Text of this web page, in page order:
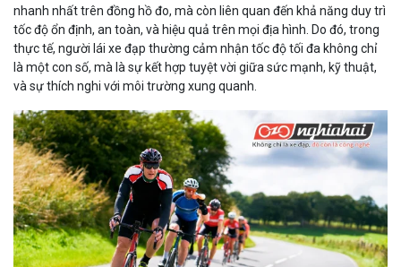
nhanh nhất trên đồng hồ đo, mà còn liên quan đến khả năng duy trì
tốc độ ổn định, an toàn, và hiệu quả trên mọi địa hình. Do đó, trong
thực tế, người lái xe đạp thường cảm nhận tốc độ tối đa không chỉ
là một con số, mà là sự kết hợp tuyệt vời giữa sức mạnh, kỹ thuật,
và sự thích nghi với môi trường xung quanh.